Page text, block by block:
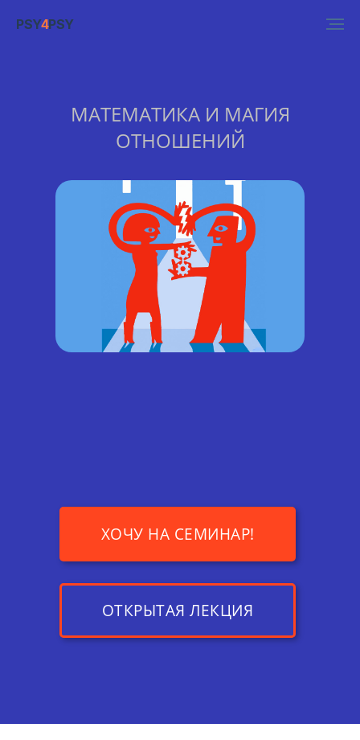
PSY4PSY
МАТЕМАТИКА И МАГИЯ
ОТНОШЕНИЙ
ХОЧУ НА СЕМИНАР!
ОТКРЫТАЯ ЛЕКЦИЯ